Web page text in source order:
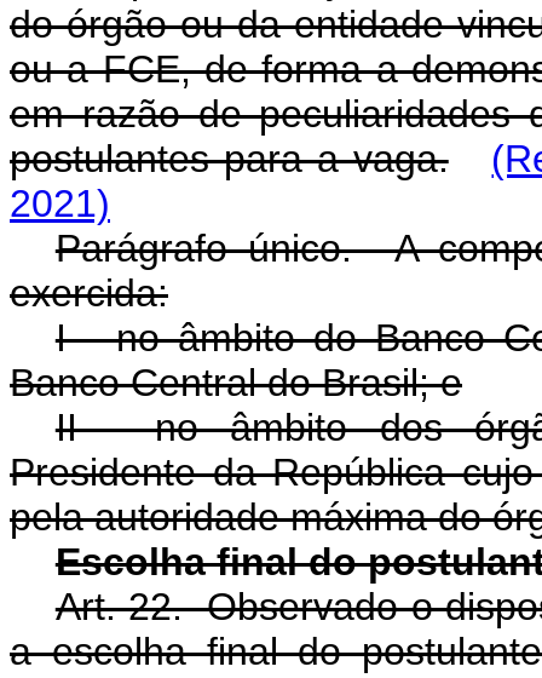
do órgão ou da entidade
ou a FCE, de forma a
em razão de peculiaridades
postulantes para a vaga.
2021)
Parágrafo único. A
exercida:
I - no âmbito do Banco
Banco Central do Brasil; e
II - no âmbito dos
Presidente da República
pela autoridade máxima do
Escolha final do
Art. 22. Observado o
a escolha final do